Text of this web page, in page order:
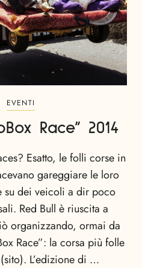
EVENTI
Race” 2014
Esatto, le folli corse in
gareggiare le loro
su dei veicoli a dir poco
Red Bull è riuscita a
organizzando, ormai da
Race”: la corsa più folle
L’edizione di …